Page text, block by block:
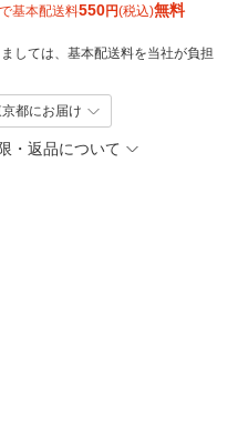
基本配送料550円(税込)無料
しては、基本配送料を当社が負担
都にお届け
・返品について